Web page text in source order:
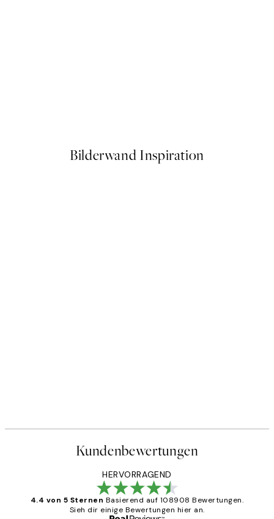
Bilderwand Inspiration
Kundenbewertungen
HERVORRAGEND
4.4 von 5 Sternen Basierend auf 108908 Bewertungen.
Sieh dir einige Bewertungen hier an.